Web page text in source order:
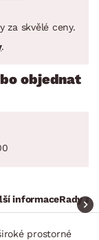
skvělé ceny.
.
objednat
informaceRady a
prostorné